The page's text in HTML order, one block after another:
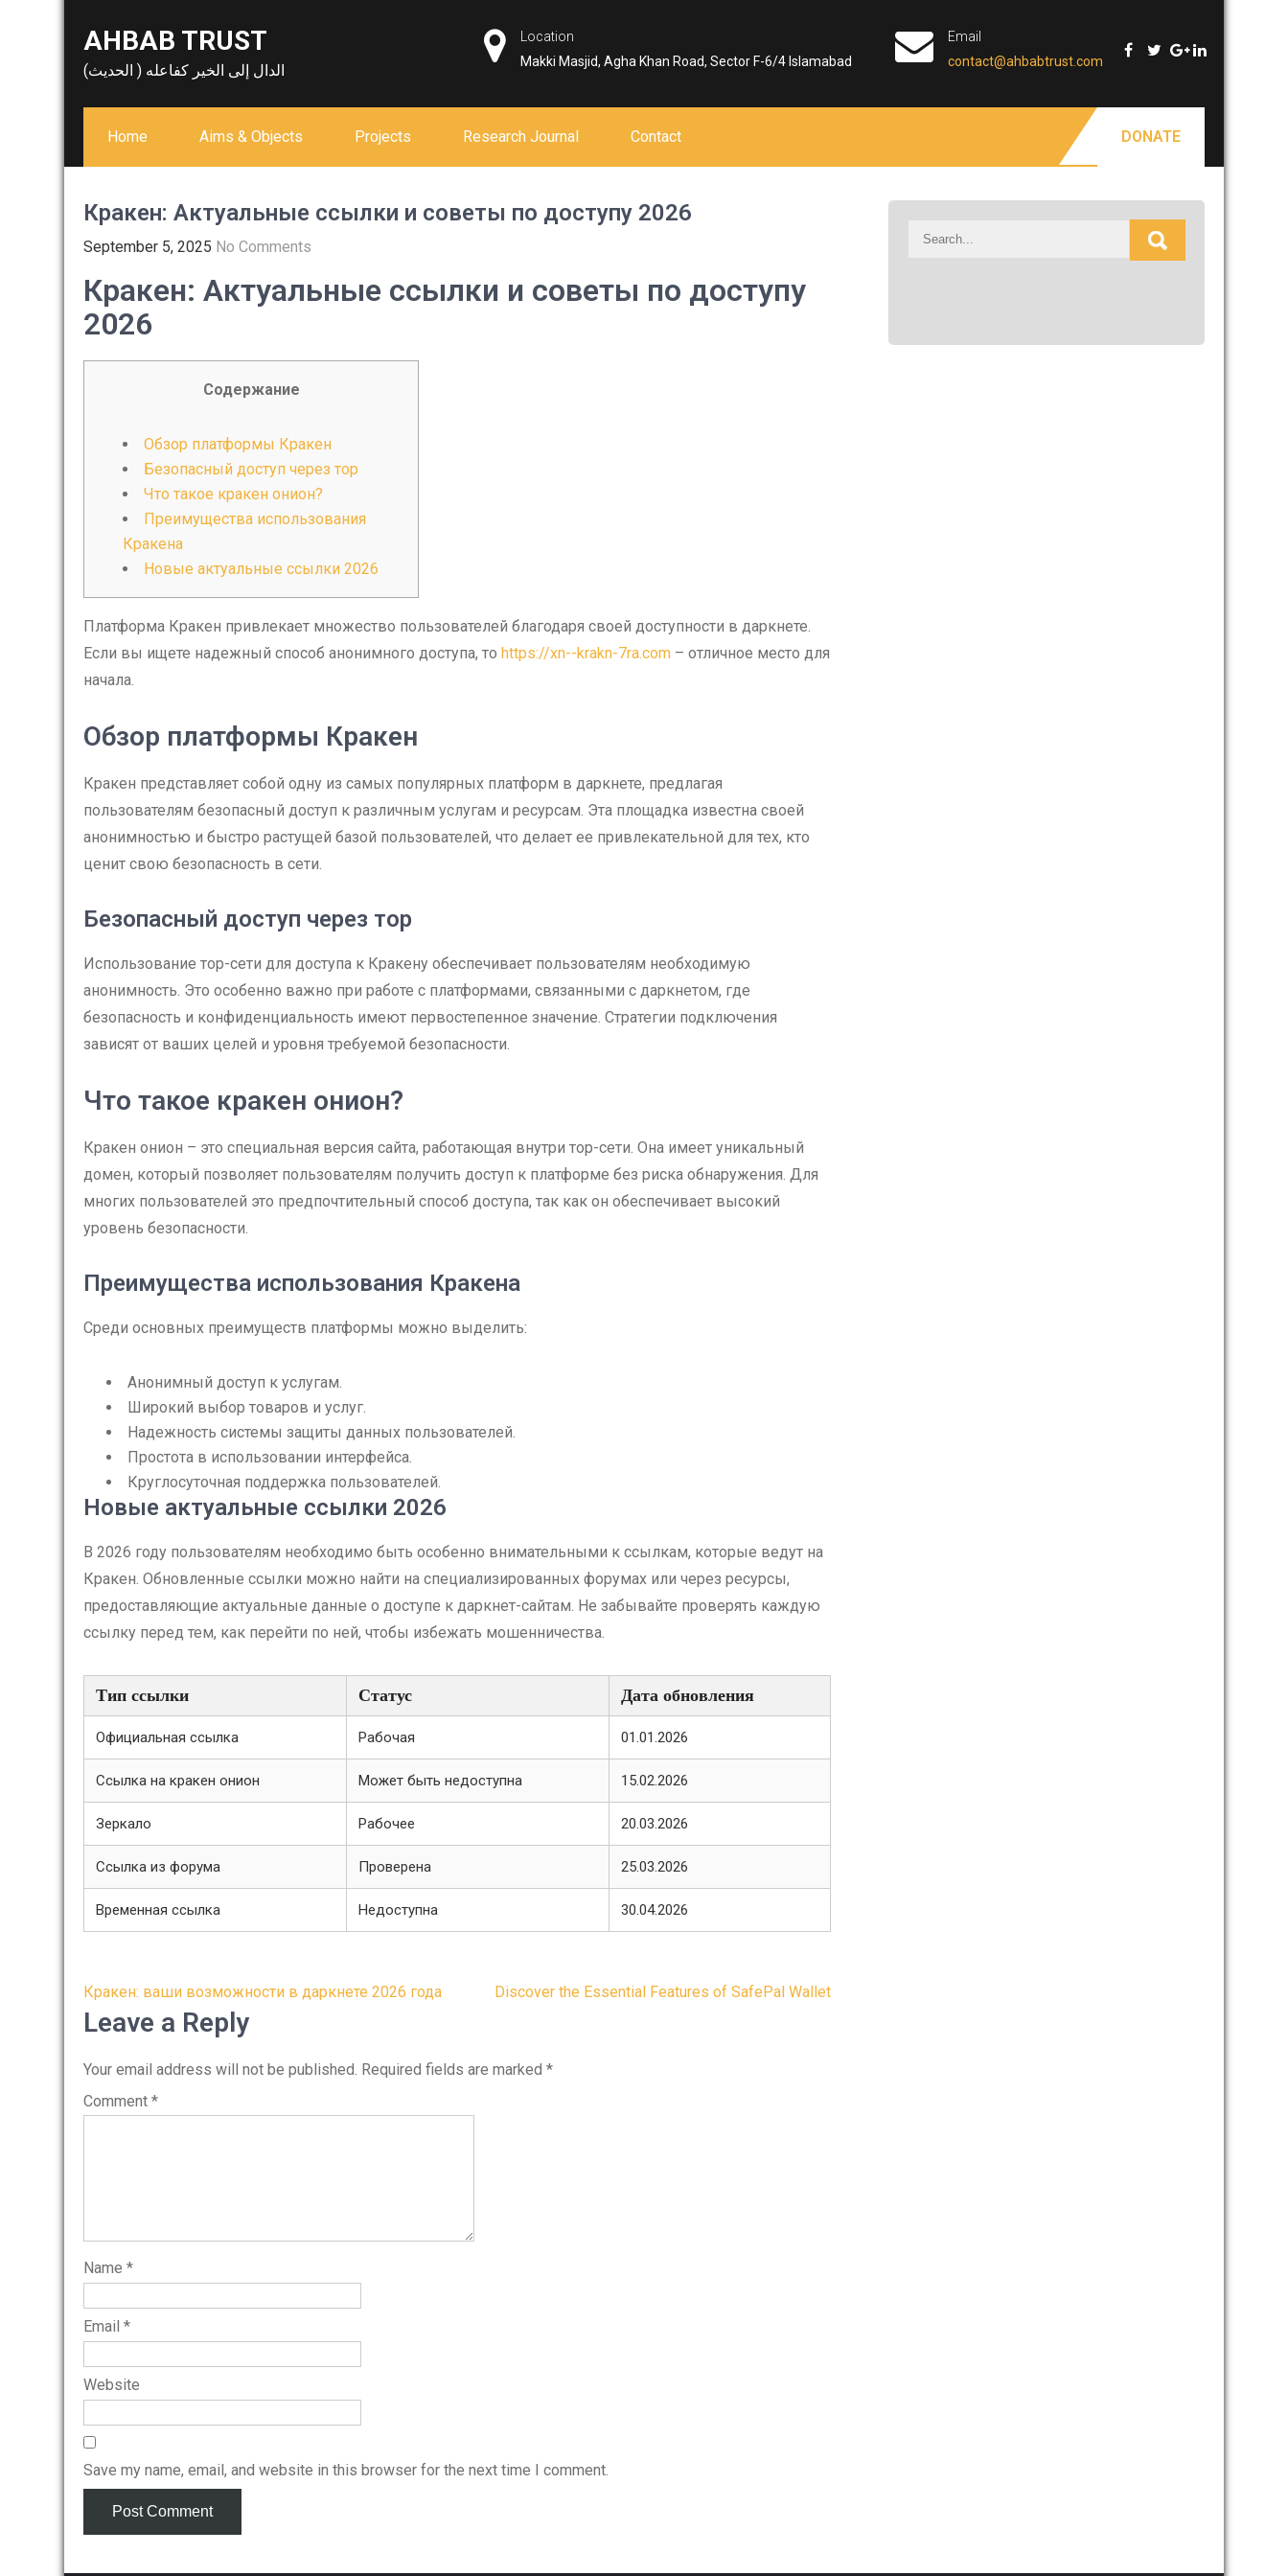
AHBAB TRUST
الدال إلى الخير كفاعله ( الحديث)
Location
Makki Masjid, Agha Khan Road, Sector F-6/4 Islamabad
Email
contact@ahbabtrust.com
Home Aims & Objects Projects Research Journal Contact DONATE
Кракен: Актуальные ссылки и советы по доступу 2026
September 5, 2025 No Comments
Кракен: Актуальные ссылки и советы по доступу
2026
Содержание
Обзор платформы Кракен
Безопасный доступ через тор
Что такое кракен онион?
Преимущества использования
Кракена
Новые актуальные ссылки 2026
Платформа Кракен привлекает множество пользователей благодаря своей доступности в даркнете.
Если вы ищете надежный способ анонимного доступа, то https://xn--krakn-7ra.com – отличное место для
начала.
Обзор платформы Кракен
Кракен представляет собой одну из самых популярных платформ в даркнете, предлагая
пользователям безопасный доступ к различным услугам и ресурсам. Эта площадка известна своей
анонимностью и быстро растущей базой пользователей, что делает ее привлекательной для тех, кто
ценит свою безопасность в сети.
Безопасный доступ через тор
Использование тор-сети для доступа к Кракену обеспечивает пользователям необходимую
анонимность. Это особенно важно при работе с платформами, связанными с даркнетом, где
безопасность и конфиденциальность имеют первостепенное значение. Стратегии подключения
зависят от ваших целей и уровня требуемой безопасности.
Что такое кракен онион?
Кракен онион – это специальная версия сайта, работающая внутри тор-сети. Она имеет уникальный
домен, который позволяет пользователям получить доступ к платформе без риска обнаружения. Для
многих пользователей это предпочтительный способ доступа, так как он обеспечивает высокий
уровень безопасности.
Преимущества использования Кракена
Среди основных преимуществ платформы можно выделить:
Анонимный доступ к услугам.
Широкий выбор товаров и услуг.
Надежность системы защиты данных пользователей.
Простота в использовании интерфейса.
Круглосуточная поддержка пользователей.
Новые актуальные ссылки 2026
В 2026 году пользователям необходимо быть особенно внимательными к ссылкам, которые ведут на
Кракен. Обновленные ссылки можно найти на специализированных форумах или через ресурсы,
предоставляющие актуальные данные о доступе к даркнет-сайтам. Не забывайте проверять каждую
ссылку перед тем, как перейти по ней, чтобы избежать мошенничества.
Тип ссылки Статус Дата обновления
Официальная ссылка Рабочая 01.01.2026
Ссылка на кракен онион Может быть недоступна 15.02.2026
Зеркало Рабочее 20.03.2026
Ссылка из форума Проверена 25.03.2026
Временная ссылка Недоступна 30.04.2026
Post
navigation
Кракен: ваши возможности в даркнете 2026 года Discover the Essential Features of SafePal Wallet
Leave a Reply
Your email address will not be published. Required fields are marked *
Comment *
Name *
Email *
Website
Save my name, email, and website in this browser for the next time I comment.